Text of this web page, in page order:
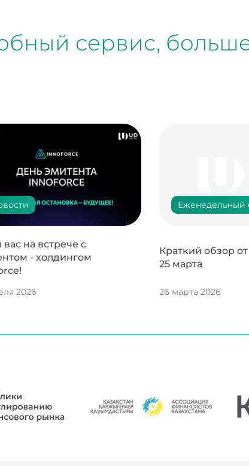
сервис,
на встрече с
- холдингом
2026
Еженедельный
Краткий обзор
25 марта
26 марта 2026